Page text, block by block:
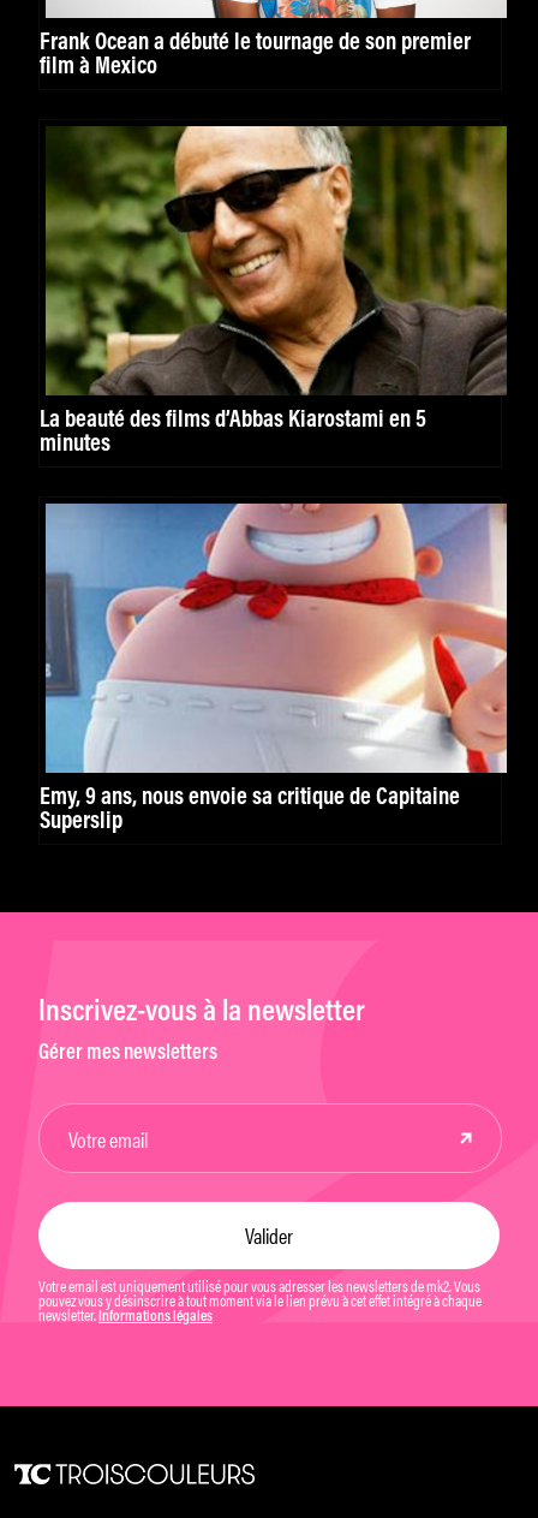
Frank Ocean a débuté le tournage de son premier
film à Mexico
La beauté des films d’Abbas Kiarostami en 5
minutes
Emy, 9 ans, nous envoie sa critique de Capitaine
Superslip
Inscrivez-vous à la newsletter
Gérer mes newsletters
Votre email est uniquement utilisé pour vous adresser les newsletters de mk2. Vous
pouvez vous y désinscrire à tout moment via le lien prévu à cet effet intégré à chaque
newsletter. Informations légales